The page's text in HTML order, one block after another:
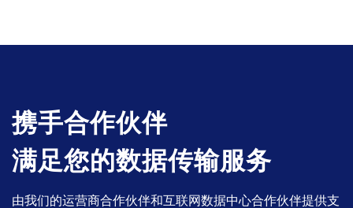
携手合作伙伴
满足您的数据传输服务
由我们的运营商合作伙伴和互联网数据中心合作伙伴提供支